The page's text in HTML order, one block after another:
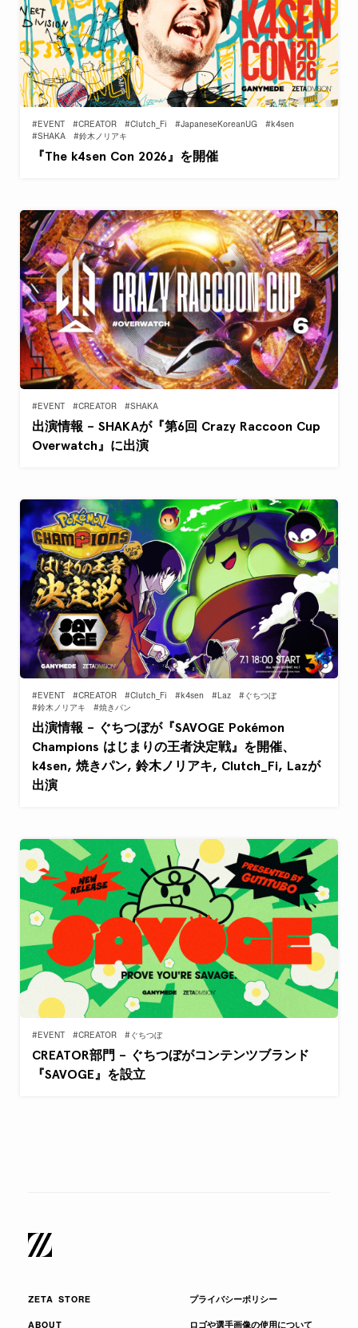
#EVENT #CREATOR #Clutch_Fi #JapaneseKoreanUG
#k4sen
#SHAKA
#鈴木ノリアキ
『The k4sen Con 2026』を開催
#EVENT #CREATOR #SHAKA
出演情報 – SHAKAが『第6回 Crazy Raccoon Cup
Overwatch』に出演
#EVENT #CREATOR #Clutch_Fi #k4sen #Laz
#ぐちつぼ
#鈴木ノリアキ
#焼きパン
出演情報 – ぐちつぼが『SAVOGE Pokémon
Champions はじまりの王者決定戦』を開催、
k4sen, 焼きパン, 鈴木ノリアキ, Clutch_Fi, Lazが
出演
#EVENT #CREATOR #ぐちつぼ
CREATOR部門 – ぐちつぼがコンテンツブランド
『SAVOGE』を設立
ZETA STORE
ABOUT
プライバシーポリシー
ロゴや選手画像の使用について